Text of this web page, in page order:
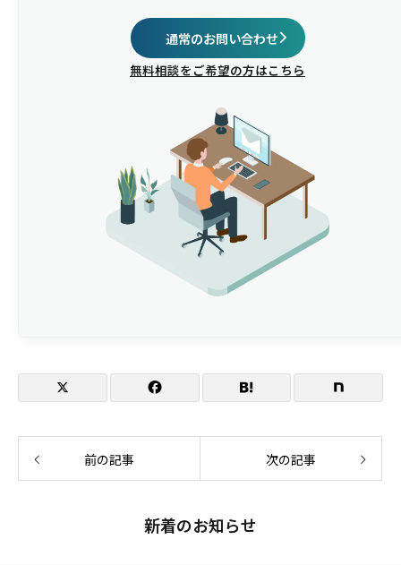
通常のお問い合わせ
無料相談をご希望の方はこちら
前の記事 次の記事
新着のお知らせ
このセミナーは、こんなことでお悩みの方におすすめ